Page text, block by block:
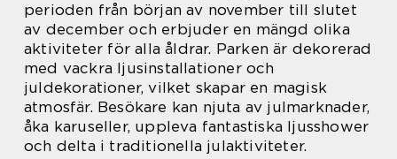
perioden från början av november till slutet
av december och erbjuder en mängd olika
aktiviteter för alla åldrar. Parken är dekorerad
med vackra ljusinstallationer och
juldekorationer, vilket skapar en magisk
atmosfär. Besökare kan njuta av julmarknader,
åka karuseller, uppleva fantastiska ljusshower
och delta i traditionella julaktiviteter.